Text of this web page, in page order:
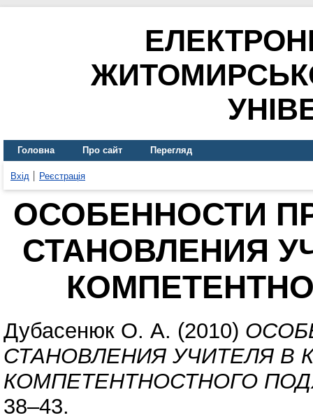
Головна Про сайт Перегляд
Вхід Реєстрація
ОСОБЕННОСТИ
СТАНОВЛЕНИЯ
Дубасенюк О. А. (2010)
СТАНОВЛЕНИЯ УЧИТЕЛЯ В
КОМПЕТЕНТНОСТНОГО
38–43.